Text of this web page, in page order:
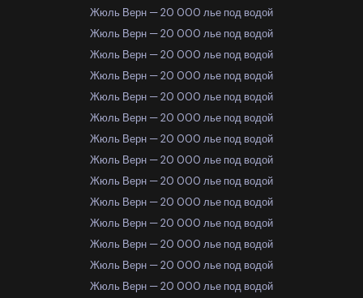
Жюль Верн — 20 000 лье под водой
Жюль Верн — 20 000 лье под водой
Жюль Верн — 20 000 лье под водой
Жюль Верн — 20 000 лье под водой
Жюль Верн — 20 000 лье под водой
Жюль Верн — 20 000 лье под водой
Жюль Верн — 20 000 лье под водой
Жюль Верн — 20 000 лье под водой
Жюль Верн — 20 000 лье под водой
Жюль Верн — 20 000 лье под водой
Жюль Верн — 20 000 лье под водой
Жюль Верн — 20 000 лье под водой
Жюль Верн — 20 000 лье под водой
Жюль Верн — 20 000 лье под водой